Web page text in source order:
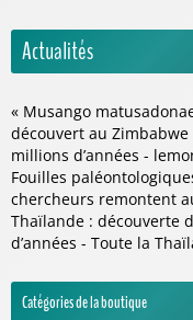
Actualités
« Musango
découvert au
millions d’années -
Fouilles
chercheurs remontent
Thaïlande : découverte
d’années - Toute la
Catégories de la boutique